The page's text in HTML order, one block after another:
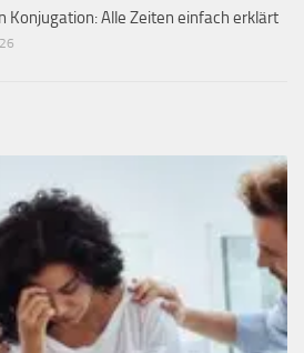
Konjugation: Alle Zeiten einfach erklärt